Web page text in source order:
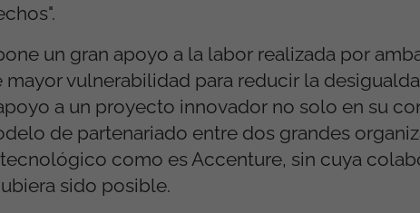
un gran apoyo a la labor realizada por
vulnerabilidad para reducir la
a un proyecto innovador no solo en su
de partenariado entre dos grandes
como es Accenture, sin cuya
sido posible.